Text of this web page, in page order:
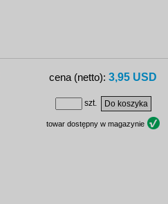
cena (netto): 3,95 USD
szt.
towar dostępny w magazynie